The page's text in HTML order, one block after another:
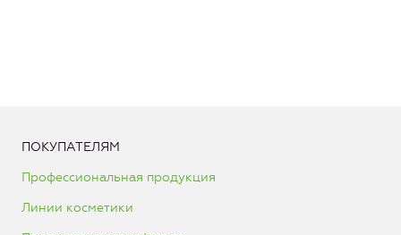
ПОКУПАТЕЛЯМ
Профессиональная продукция
Линии косметики